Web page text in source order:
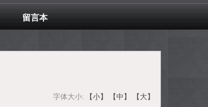
留言本
字体大小: 【小】 【中】 【大】